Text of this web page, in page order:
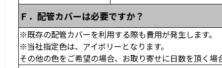
Ｆ．配管カバーは必要ですか？
※既存の配管カバーを利用する際も費用が発生します。
※当社指定色は、アイボリーとなります。
その他の色をご希望の場合、お取り寄せに日数を頂く場